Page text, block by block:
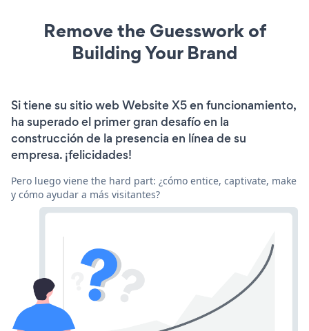
Remove the Guesswork of
Building Your Brand
Si tiene su sitio web Website X5 en funcionamiento,
ha superado el primer gran desafío en la
construcción de la presencia en línea de su
empresa. ¡felicidades!
Pero luego viene the hard part: ¿cómo entice, captivate, make
y cómo ayudar a más visitantes?